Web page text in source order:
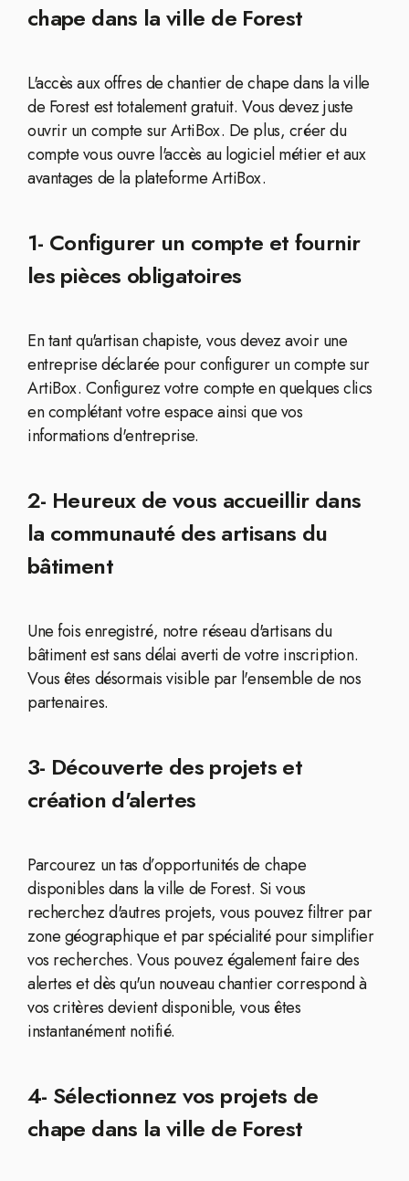
chape dans la ville de Forest
L'accès aux offres de chantier de chape dans la ville
de Forest est totalement gratuit. Vous devez juste
ouvrir un compte sur ArtiBox. De plus, créer du
compte vous ouvre l'accès au logiciel métier et aux
avantages de la plateforme ArtiBox.
1- Configurer un compte et fournir
les pièces obligatoires
En tant qu'artisan chapiste, vous devez avoir une
entreprise déclarée pour configurer un compte sur
ArtiBox. Configurez votre compte en quelques clics
en complétant votre espace ainsi que vos
informations d'entreprise.
2- Heureux de vous accueillir dans
la communauté des artisans du
bâtiment
Une fois enregistré, notre réseau d'artisans du
bâtiment est sans délai averti de votre inscription.
Vous êtes désormais visible par l'ensemble de nos
partenaires.
3- Découverte des projets et
création d'alertes
Parcourez un tas d’opportunités de chape
disponibles dans la ville de Forest. Si vous
recherchez d'autres projets, vous pouvez filtrer par
zone géographique et par spécialité pour simplifier
vos recherches. Vous pouvez également faire des
alertes et dès qu'un nouveau chantier correspond à
vos critères devient disponible, vous êtes
instantanément notifié.
4- Sélectionnez vos projets de
chape dans la ville de Forest